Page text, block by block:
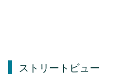
ストリートビュー